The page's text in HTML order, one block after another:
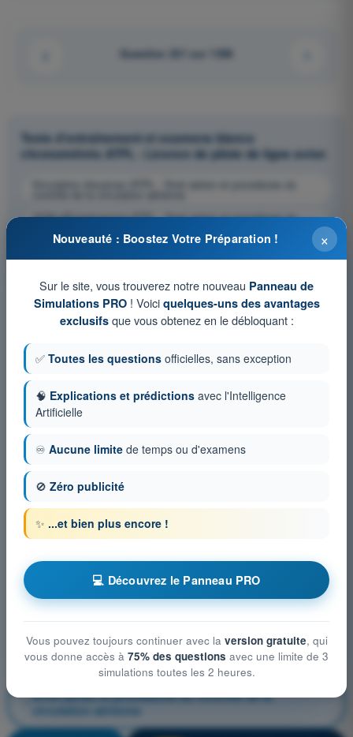
Question 221 sur 1358
Tests d'entraînement et examens blancs
chronométrés ATPL - Licence de pilote de ligne avion
Simulation d'examen ATPL - Droit aérien et procédures du
QCM d'Entraînement ATPL - Droit aérien et procédures du
Examen en PDF ATPL - Droit aérien et procédures du contrôle
de la circulation aérienne
Droit aérien et procédures du contrôle de la
×
Nouveauté : Boostez Votre Préparation !
Sur le site, vous trouverez notre nouveau Panneau de
Simulations PRO! Voici quelques-uns des avantages
exclusifsque vous obtenez en le débloquant :
✅ Toutes les questions officielles, sans exception
🧠 Explications et prédictions avec l'Intelligence
Artificielle
♾️ Aucune limite de temps ou d'examens
🚫 Zéro publicité
✨ ...et bien plus encore !
💻 Découvrez le Panneau PRO
Vous pouvez toujours continuer avec la version gratuite, qui
vous donne accès à 75% des questions avec une limite de 3
simulations toutes les 2 heures.